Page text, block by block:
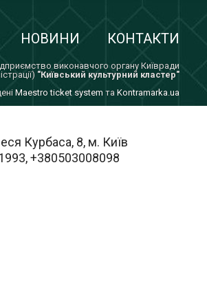
НОВИНИ КОНТАКТИ
виконавчого органу Київради
"Київський культурний кластер"
Maestro ticket system та Kontramarka.ua
Курбаса, 8, м. Київ
+380503008098